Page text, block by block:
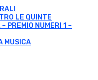
LE QUINTE
PREMIO NUMERI 1 –
MUSICA